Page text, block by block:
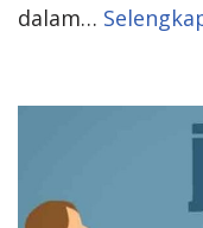
dalam…